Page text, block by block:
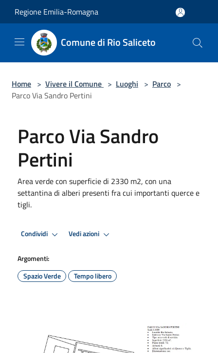
Regione Emilia-Romagna
Comune di Rio Saliceto
Home > Vivere il Comune > Luoghi > Parco >
Parco Via Sandro Pertini
Parco Via Sandro
Pertini
Area verde con superficie di 2330 m2, con una
settantina di alberi presenti fra cui importanti querce e
tigli.
Condividi Vedi azioni
Argomenti:
Spazio Verde
Tempo libero